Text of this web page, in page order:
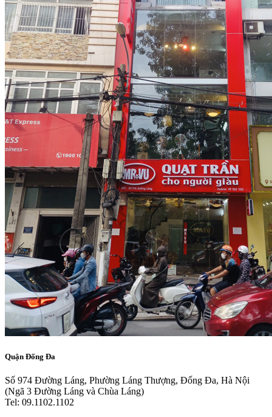
Quận Đống Đa
Số 974 Đường Láng, Phường Láng Thượng, Đống Đa, Hà Nội
(Ngã 3 Đường Láng và Chùa Láng)
Tel: 09.1102.1102